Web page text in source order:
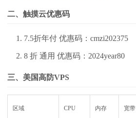
二、触摸云优惠码
7.5折年付 优惠码：cmzi202375
8 折 通用 优惠码：2024year80
三、美国高防VPS
区域 CPU 内存 宽带